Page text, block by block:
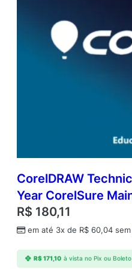
CorelDRAW
Year CorelSure
R$ 180,11
em até 3x de R$ 60,04
R$171,10 à vista no Pix ou Boleto